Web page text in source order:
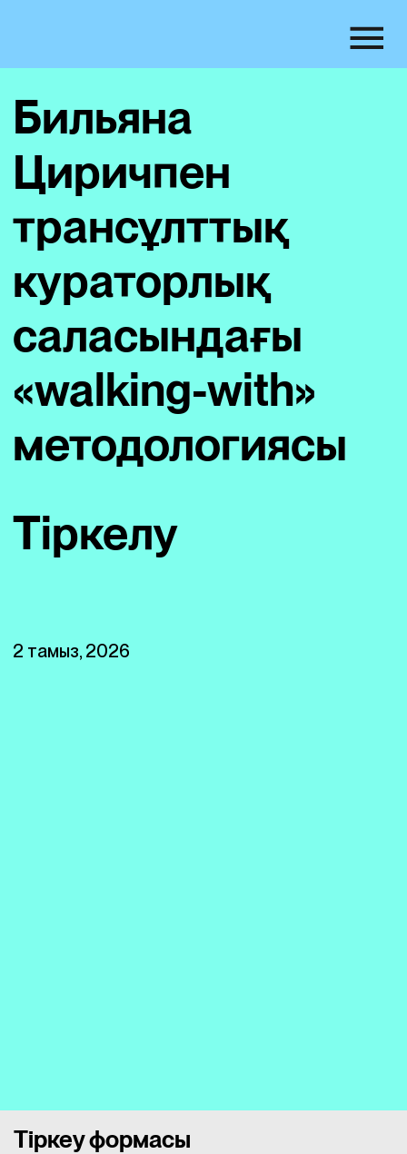
2 тамыз, 2026
Бильяна
Циричпен
трансұлттық
кураторлық
саласындағы
«walking-with»
методологиясы
Тіркелу
Тіркеу формасы